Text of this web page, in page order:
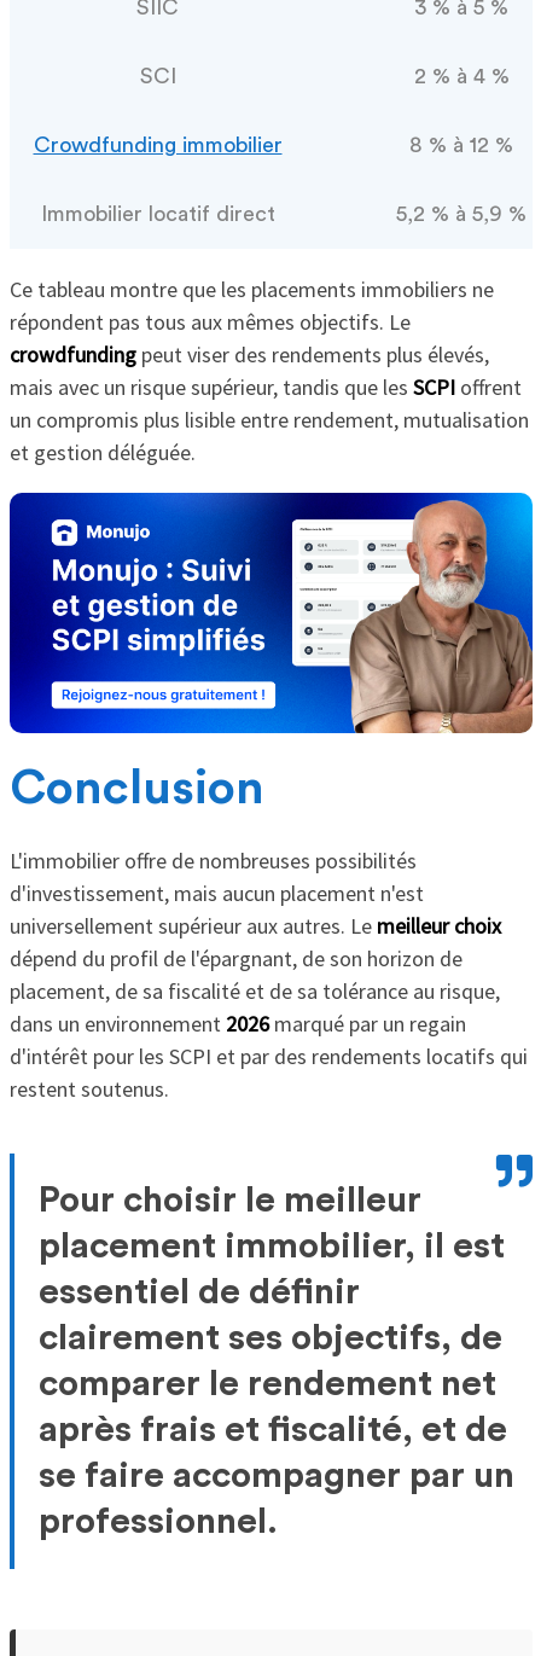
SIIC 3 % à 5 %
SCI 2 % à 4 %
Crowdfunding immobilier 8 % à 12 %
Immobilier locatif direct 5,2 % à 5,9 %
Ce tableau montre que les placements immobiliers ne
répondent pas tous aux mêmes objectifs. Le
crowdfundingpeut viser des rendements plus élevés,
mais avec un risque supérieur, tandis que les SCPIoffrent
un compromis plus lisible entre rendement, mutualisation
et gestion déléguée.
Conclusion
L'immobilier offre de nombreuses possibilités
d'investissement, mais aucun placement n'est
universellement supérieur aux autres. Le meilleur choix
dépend du profil de l'épargnant, de son horizon de
placement, de sa fiscalité et de sa tolérance au risque,
dans un environnement 2026marqué par un regain
d'intérêt pour les SCPI et par des rendements locatifs qui
restent soutenus.
Pour choisir le meilleur
placement immobilier, il est
essentiel de définir
clairement ses objectifs, de
comparer le rendement net
après frais et fiscalité, et de
se faire accompagner par un
professionnel.